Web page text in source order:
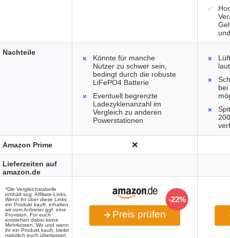
Könnte für manche
Nutzer zu schwer sein,
bedingt durch die robuste
LiFePO4 Batterie
Eventuell begrenzte
Ladezyklenanzahl im
Vergleich zu anderen
Powerstationen
bei
-22%
Preis prüfen
Nachteile
Amazon Prime
Lieferzeiten auf
amazon.de
*Die Vergleichstabelle
enthält sog. Affiliate-Links.
Wenn ihr über diese Links
ein Produkt kauft, erhalten
wir vom Anbieter ggf. eine
Provision. Für euch
entstehen dabei keine
Mehrkosten. Wo und wann
ihr ein Produkt kauft, bleibt
natürlich euch überlassen.